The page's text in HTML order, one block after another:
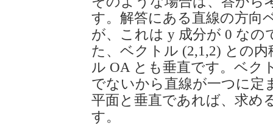
す。解答にある直線の方向
が、これは y 成分が 0 なの
た、ベクトル (2,1,2) との
ル OA とも垂直です。ベク
でないから直線が一つに定
平面と垂直であれば、求め
す。